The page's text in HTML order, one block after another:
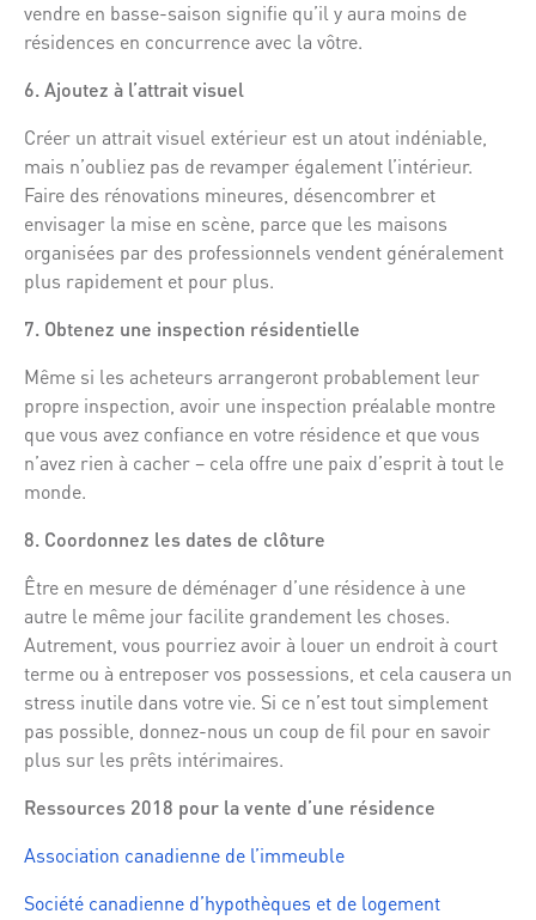
vendre en basse-saison signifie qu’il y aura moins de
résidences en concurrence avec la vôtre.
6. Ajoutez à l’attrait visuel
Créer un attrait visuel extérieur est un atout indéniable,
mais n’oubliez pas de revamper également l’intérieur.
Faire des rénovations mineures, désencombrer et
envisager la mise en scène, parce que les maisons
organisées par des professionnels vendent généralement
plus rapidement et pour plus.
7. Obtenez une inspection résidentielle
Même si les acheteurs arrangeront probablement leur
propre inspection, avoir une inspection préalable montre
que vous avez confiance en votre résidence et que vous
n’avez rien à cacher – cela offre une paix d’esprit à tout le
monde.
8. Coordonnez les dates de clôture
Être en mesure de déménager d’une résidence à une
autre le même jour facilite grandement les choses.
Autrement, vous pourriez avoir à louer un endroit à court
terme ou à entreposer vos possessions, et cela causera un
stress inutile dans votre vie. Si ce n’est tout simplement
pas possible, donnez-nous un coup de fil pour en savoir
plus sur les prêts intérimaires.
Ressources 2018 pour la vente d’une résidence
Association canadienne de l’immeuble
Société canadienne d’hypothèques et de logement